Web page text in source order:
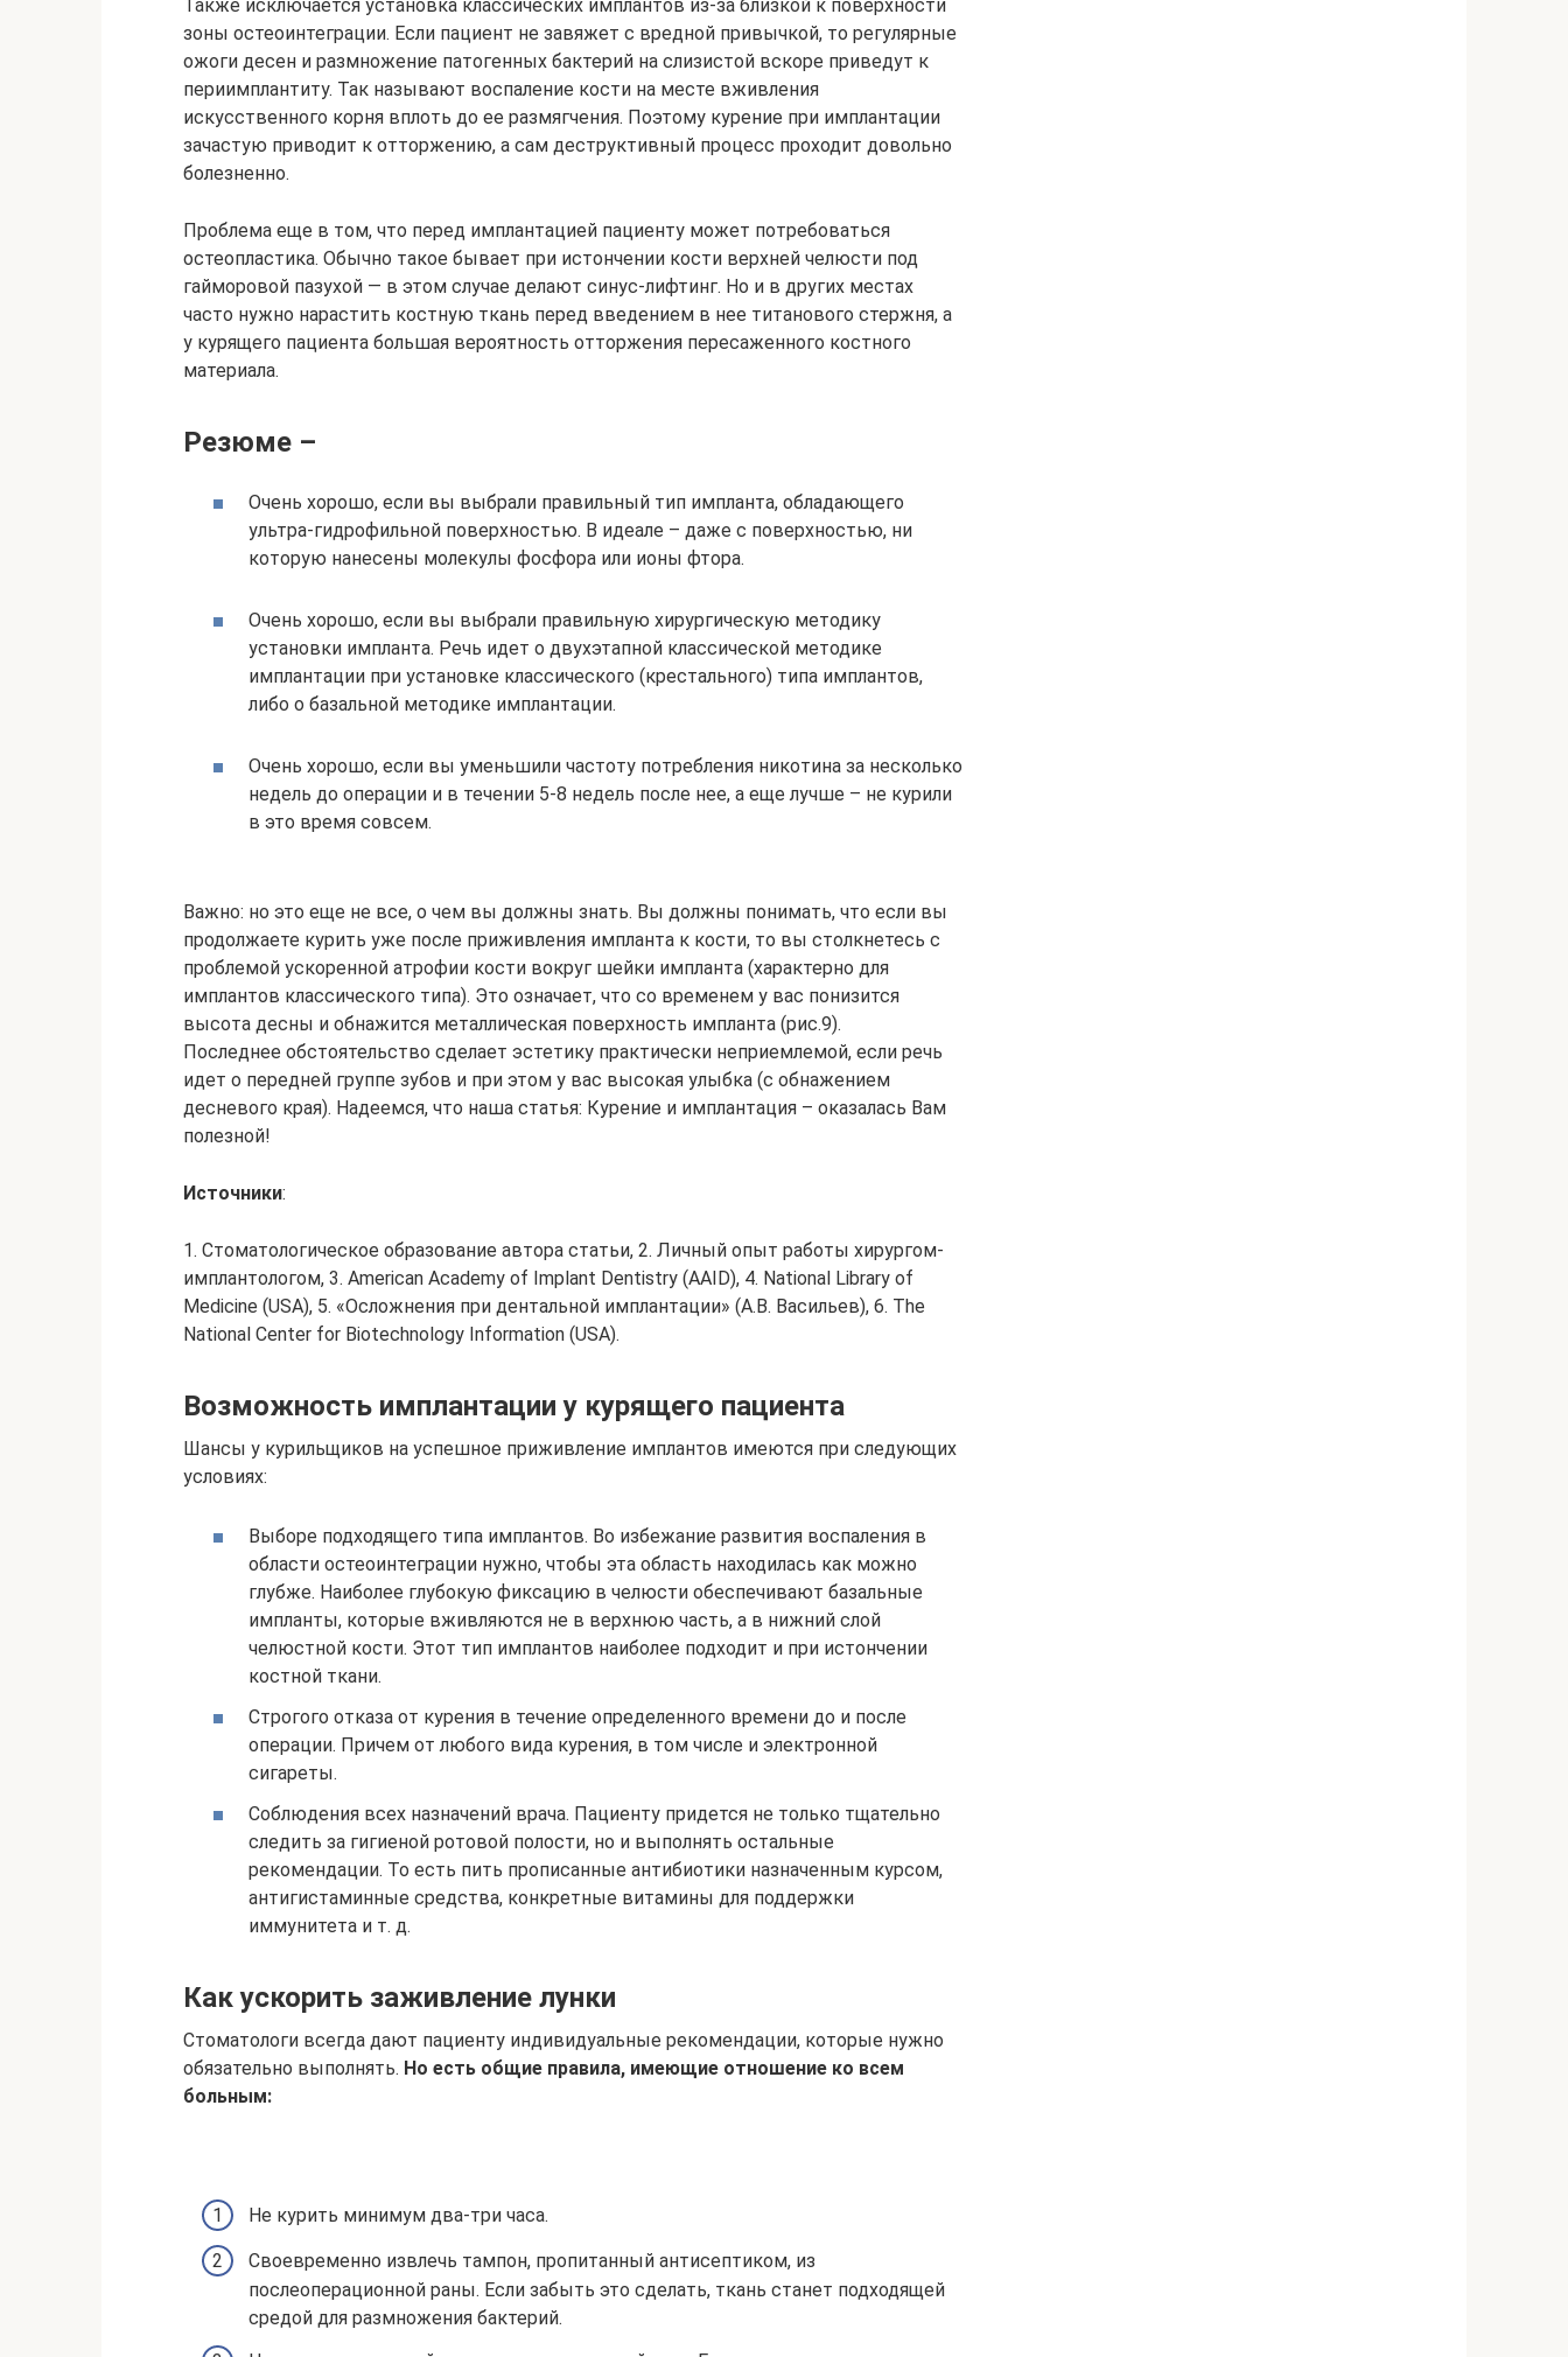
Также исключается установка классических имплантов из-за близкой к поверхности
зоны остеоинтеграции. Если пациент не завяжет с вредной привычкой, то регулярные
ожоги десен и размножение патогенных бактерий на слизистой вскоре приведут к
периимплантиту. Так называют воспаление кости на месте вживления
искусственного корня вплоть до ее размягчения. Поэтому курение при имплантации
зачастую приводит к отторжению, а сам деструктивный процесс проходит довольно
болезненно.
Проблема еще в том, что перед имплантацией пациенту может потребоваться
остеопластика. Обычно такое бывает при истончении кости верхней челюсти под
гайморовой пазухой — в этом случае делают синус-лифтинг. Но и в других местах
часто нужно нарастить костную ткань перед введением в нее титанового стержня, а
у курящего пациента большая вероятность отторжения пересаженного костного
материала.
Резюме –
Очень хорошо, если вы выбрали правильный тип импланта, обладающего
ультра-гидрофильной поверхностью. В идеале – даже с поверхностью, ни
которую нанесены молекулы фосфора или ионы фтора.
Очень хорошо, если вы выбрали правильную хирургическую методику
установки импланта. Речь идет о двухэтапной классической методике
имплантации при установке классического (крестального) типа имплантов,
либо о базальной методике имплантации.
Очень хорошо, если вы уменьшили частоту потребления никотина за несколько
недель до операции и в течении 5-8 недель после нее, а еще лучше – не курили
в это время совсем.
Важно: но это еще не все, о чем вы должны знать. Вы должны понимать, что если вы
продолжаете курить уже после приживления импланта к кости, то вы столкнетесь с
проблемой ускоренной атрофии кости вокруг шейки импланта (характерно для
имплантов классического типа). Это означает, что со временем у вас понизится
высота десны и обнажится металлическая поверхность импланта (рис.9).
Последнее обстоятельство сделает эстетику практически неприемлемой, если речь
идет о передней группе зубов и при этом у вас высокая улыбка (с обнажением
десневого края). Надеемся, что наша статья: Курение и имплантация – оказалась Вам
полезной!
Источники:
1. Стоматологическое образование автора статьи, 2. Личный опыт работы хирургом-
имплантологом, 3. American Academy of Implant Dentistry (AAID), 4. National Library of
Medicine (USA), 5. «Осложнения при дентальной имплантации» (А.В. Васильев), 6. The
National Center for Biotechnology Information (USA).
Возможность имплантации у курящего пациента
Шансы у курильщиков на успешное приживление имплантов имеются при следующих
условиях:
Выборе подходящего типа имплантов. Во избежание развития воспаления в
области остеоинтеграции нужно, чтобы эта область находилась как можно
глубже. Наиболее глубокую фиксацию в челюсти обеспечивают базальные
импланты, которые вживляются не в верхнюю часть, а в нижний слой
челюстной кости. Этот тип имплантов наиболее подходит и при истончении
костной ткани.
Строгого отказа от курения в течение определенного времени до и после
операции. Причем от любого вида курения, в том числе и электронной
сигареты.
Соблюдения всех назначений врача. Пациенту придется не только тщательно
следить за гигиеной ротовой полости, но и выполнять остальные
рекомендации. То есть пить прописанные антибиотики назначенным курсом,
антигистаминные средства, конкретные витамины для поддержки
иммунитета и т. д.
Как ускорить заживление лунки
Стоматологи всегда дают пациенту индивидуальные рекомендации, которые нужно
обязательно выполнять. Но есть общие правила, имеющие отношение ко всем
больным:
Не курить минимум два-три часа.
Своевременно извлечь тампон, пропитанный антисептиком, из
послеоперационной раны. Если забыть это сделать, ткань станет подходящей
средой для размножения бактерий.